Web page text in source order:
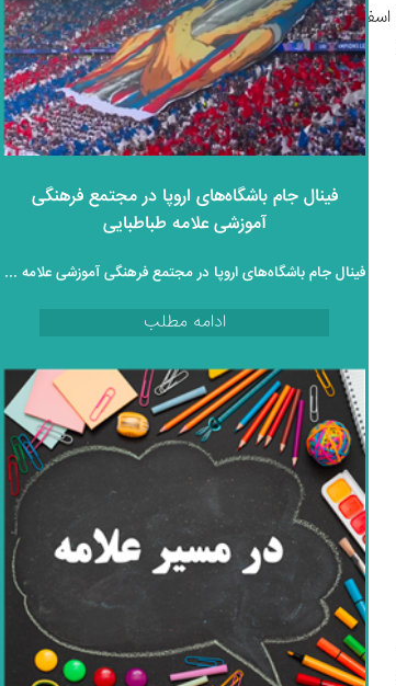
به منظور آشنایی متقاضیان پایه دهم و خانواده‌ های آن‌ها با برنامه‌ های آموزشی، روند تحصیلی و امکانات مدرسه، جلسه توجیهی ویژه‌ای در تاریخ ۳ اسفند
فینال جام باشگاه‌های اروپا در مجتمع فرهنگی
آموزشی علامه طباطبایی
فینال جام باشگاه‌های اروپا در مجتمع فرهنگی آموزشی علامه طباطبایی
ادامه مطلب